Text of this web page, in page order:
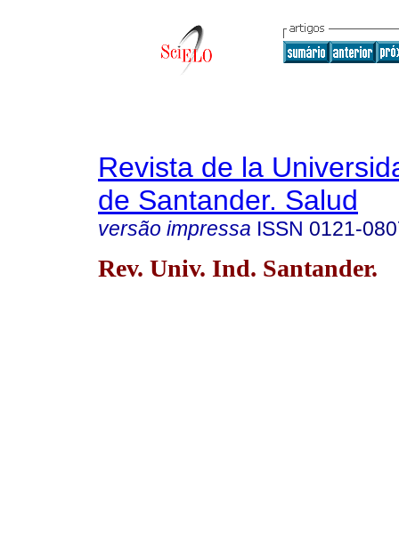
Revista de la
de Santander. Salud
versão impressa ISSN 0121-
Rev. Univ. Ind. Santander.